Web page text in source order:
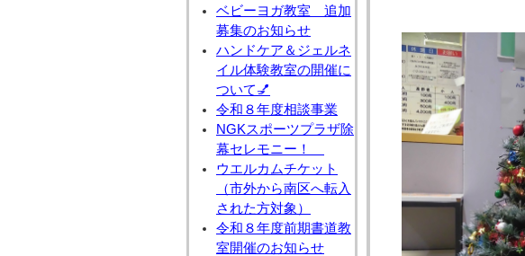
ベビーヨガ教室 追加
募集のお知らせ
ハンドケア＆ジェルネ
イル体験教室の開催に
ついて💅
令和８年度相談事業
NGKスポーツプラザ除
幕セレモニー！
ウエルカムチケット
（市外から南区へ転入
された方対象）
令和８年度前期書道教
室開催のお知らせ